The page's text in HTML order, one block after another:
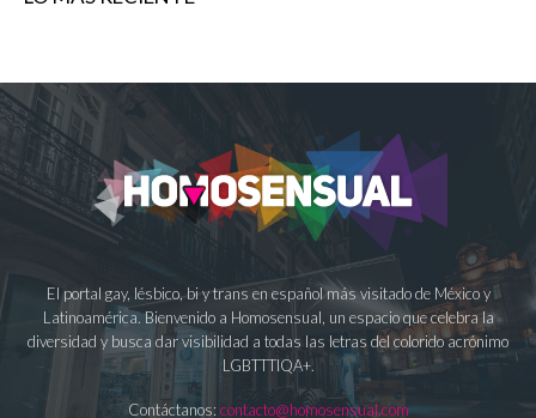
El portal gay, lésbico, bi y trans en español más visitado de México y
Latinoamérica. Bienvenido a Homosensual, un espacio que celebra la
diversidad y busca dar visibilidad a todas las letras del colorido acrónimo
LGBTTTIQA+.
Contáctanos: contacto@homosensual.com